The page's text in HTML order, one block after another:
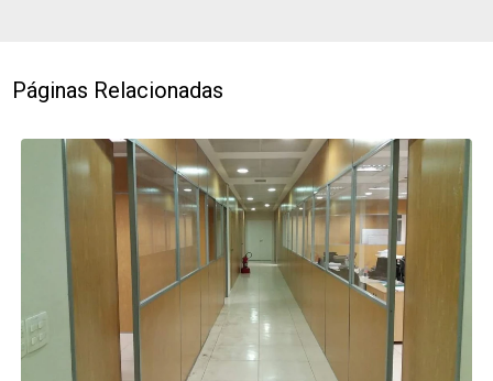
Páginas Relacionadas